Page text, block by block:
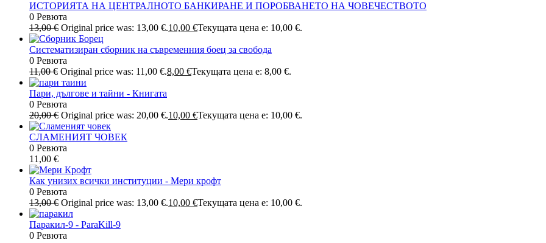
ИСТОРИЯТА НА ЦЕНТРАЛНОТО БАНКИРАНЕ И ПОРОБВАНЕТО НА ЧОВЕЧЕСТВОТО
0 Ревюта
13,00€ Original price was: 13,00 €.10,00 €Текущата цена е: 10,00 €.
Систематизиран сборник на съвременния боец за свобода
0 Ревюта
11,00€ Original price was: 11,00 €.8,00 €Текущата цена е: 8,00 €.
Пари, дългове и тайни - Книгата
0 Ревюта
20,00€ Original price was: 20,00 €.10,00 €Текущата цена е: 10,00 €.
СЛАМЕНИЯТ ЧОВЕК
0 Ревюта
11,00 €
Как унизих всички институции - Мери крофт
0 Ревюта
13,00€ Original price was: 13,00 €.10,00 €Текущата цена е: 10,00 €.
Паракил-9 - ParaKill-9
0 Ревюта